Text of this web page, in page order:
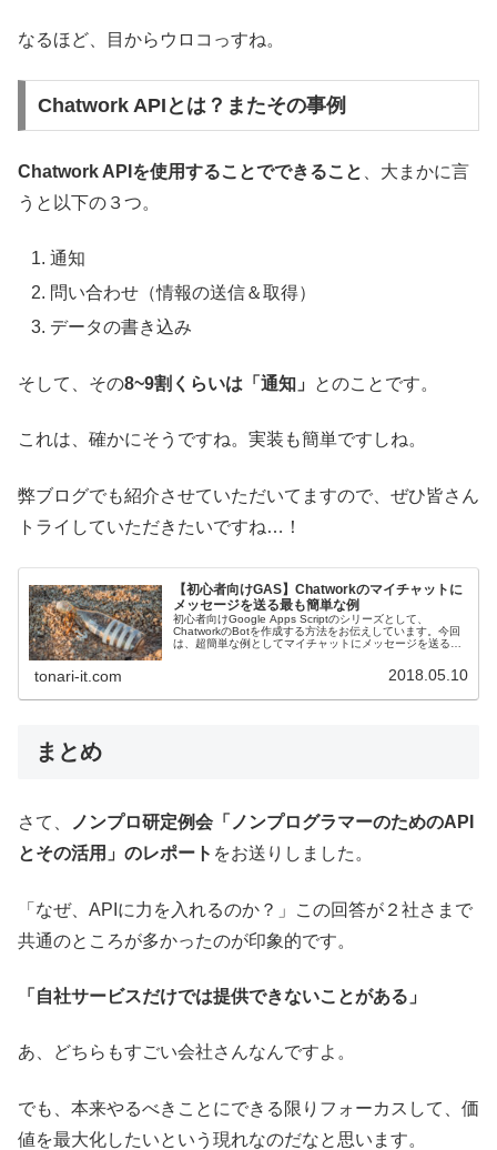
なるほど、目からウロコっすね。
Chatwork APIとは？またその事例
Chatwork APIを使用することでできること
、大まかに言
うと以下の３つ。
通知
問い合わせ（情報の送信＆取得）
データの書き込み
そして、その8~9割くらいは「通知」 とのことです。
これは、確かにそうですね。実装も簡単ですしね。
弊ブログでも紹介させていただいてますので、ぜひ皆さん
トライしていただきたいですね…！
【初心者向けGAS】Chatworkのマイチャットに
メッセージを送る最も簡単な例
初心者向けGoogle Apps Scriptのシリーズとして、
ChatworkのBotを作成する方法をお伝えしています。今回
は、超簡単な例としてマイチャットにメッセージを送る方
tonari-it.com 2018.05.10
まとめ
さて、
ノンプロ研定例会「ノンプログラマーのためのAPI
とその活用」のレポート をお送りしました。
「なぜ、APIに力を入れるのか？」この回答が２社さまで
共通のところが多かったのが印象的です。
「自社サービスだけでは提供できないことがある」
あ、どちらもすごい会社さんなんですよ。
でも、本来やるべきことにできる限りフォーカスして、価
値を最大化したいという現れなのだなと思います。